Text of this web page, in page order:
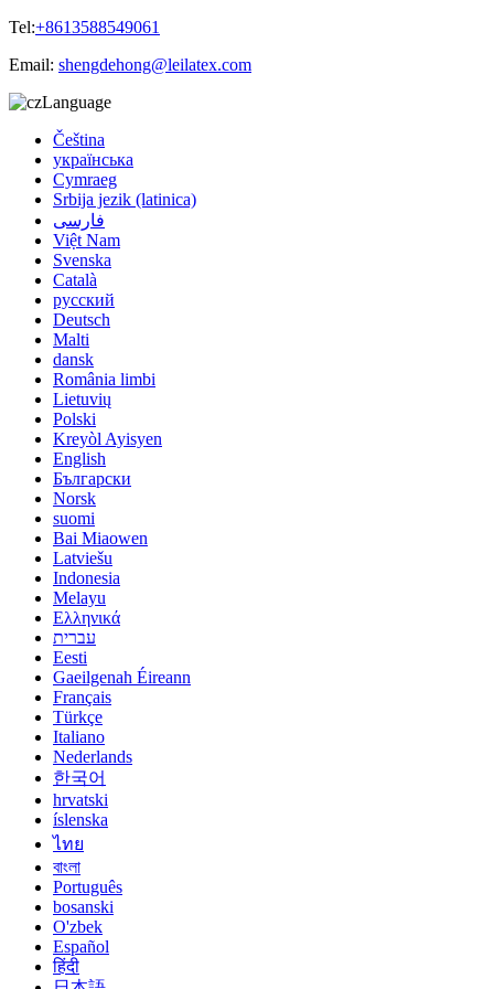
Tel:+8613588549061
Email: shengdehong@leilatex.com
Language
Čeština
українська
Cymraeg
Srbija jezik (latinica)
فارسی
Việt Nam
Svenska
Català
русский
Deutsch
Malti
dansk
România limbi
Lietuvių
Polski
Kreyòl Ayisyen
English
Български
Norsk
suomi
Bai Miaowen
Latviešu
Indonesia
Melayu
Ελληνικά
עברית
Eesti
Gaeilgenah Éireann
Français
Türkçe
Italiano
Nederlands
한국어
hrvatski
íslenska
ไทย
বাংলা
Português
bosanski
O'zbek
Español
हिंदी